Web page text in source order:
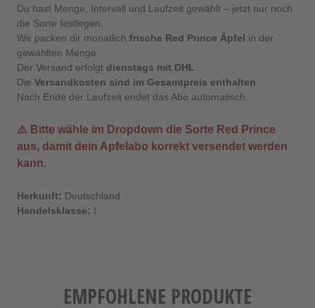
Du hast Menge, Intervall und Laufzeit gewählt – jetzt nur noch
die Sorte festlegen.
Wir packen dir monatlich frische Red Prince Äpfel in der
gewählten Menge.
Der Versand erfolgt dienstags mit DHL.
Die Versandkosten sind im Gesamtpreis enthalten.
Nach Ende der Laufzeit endet das Abo automatisch.
⚠️ Bitte wähle im Dropdown die Sorte Red Prince
aus, damit dein Apfelabo korrekt versendet werden
kann.
Herkunft: Deutschland
Handelsklasse: I
EMPFOHLENE PRODUKTE